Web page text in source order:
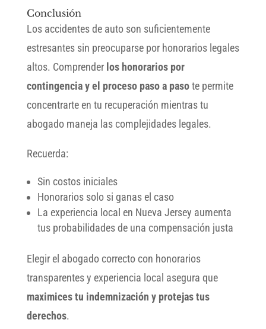
Conclusión
Los accidentes de auto son suficientemente
estresantes sin preocuparse por honorarios legales
altos. Comprender los honorarios por
contingencia y el proceso paso a pasote permite
concentrarte en tu recuperación mientras tu
abogado maneja las complejidades legales.
Recuerda:
Sin costos iniciales
Honorarios solo si ganas el caso
La experiencia local en Nueva Jersey aumenta
tus probabilidades de una compensación justa
Elegir el abogado correcto con honorarios
transparentes y experiencia local asegura que
maximices tu indemnización y protejas tus
derechos.